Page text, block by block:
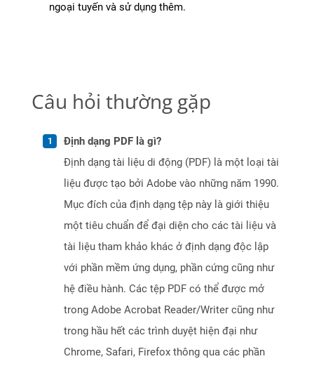
ngoại tuyến và sử dụng thêm.
Câu hỏi thường gặp
Định dạng PDF là gì?
Định dạng tài liệu di động (PDF) là một loại tài
liệu được tạo bởi Adobe vào những năm 1990.
Mục đích của định dạng tệp này là giới thiệu
một tiêu chuẩn để đại diện cho các tài liệu và
tài liệu tham khảo khác ở định dạng độc lập
với phần mềm ứng dụng, phần cứng cũng như
hệ điều hành. Các tệp PDF có thể được mở
trong Adobe Acrobat Reader/Writer cũng như
trong hầu hết các trình duyệt hiện đại như
Chrome, Safari, Firefox thông qua các phần